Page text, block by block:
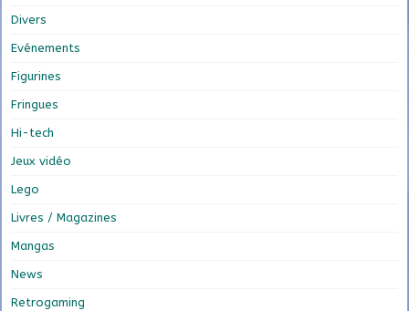
Divers
Evénements
Figurines
Fringues
Hi-tech
Jeux vidéo
Lego
Livres / Magazines
Mangas
News
Retrogaming